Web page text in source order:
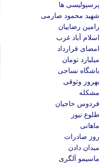
پرسپولیسی ها
شهید محمود صارمی
رامین رضاییان
اسلام آباد غرب
امضای قرارداد
میلیارد تومان
باشگاه نساجی
بهروز وثوقی
مشکله
فردوس حاجیان
طلوع نیوز
ماهانی
روز صادرات
میدان دادن
ماسیمو آلگری